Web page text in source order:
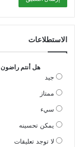
الاستطلاعات
هل أنتم
جيد
ممتاز
سيء
يمكن تحسينه
لا توجد تعليقات